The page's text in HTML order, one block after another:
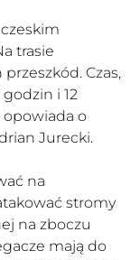
czeskim
trasie
Czas,
i 12
opowiada o
Jurecki.
na
stromy
na zboczu
mają do